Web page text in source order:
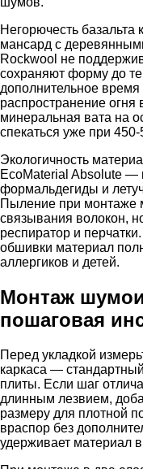
Негорючесть базальта
мансард с
Rockwool не
сохраняют форму до
дополнительное
распространение огня
минеральная вата на
спекаться уже при 450-
Экологичность
EcoMaterial Absolute —
формальдегиды и
Пыление при монтаже
связывания волокон,
респиратор и
обшивки материал
аллергиков и детей.
Монтаж
пошаговая
Перед укладкой
каркаса —
плиты. Если шаг
длинным лезвием,
размеру для плотной
враспор без
удерживает материал